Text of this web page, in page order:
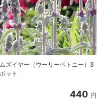
ズイヤー（ウーリーベトニー）3
ット
440 円